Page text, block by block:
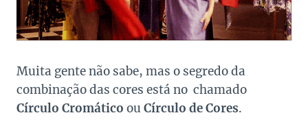
Muita gente não sabe, mas o segredo da
combinação das cores está no chamado
Círculo Cromático ou Círculo de Cores.